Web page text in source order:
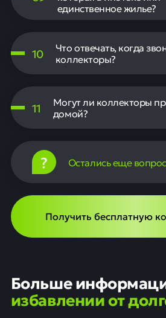
единственное жилье?
жилье. Наша компания работает над
конфискации и разработать
долгами, не затрагивая ваше
10 Что отвечать, когда
коллекторы?
рекомендуем вам не отвечать на
перенаправлять все запросы к нашей
обеспечим вас шаблонами ответов и
этапе.
11 Могут ли коллекторы
домой?
тем, чтобы такие случаи исключить.
попытаются обратиться к вам, мы
права и интересы.
? Остались еще
Получить бесплатную
Больше
избавлении от